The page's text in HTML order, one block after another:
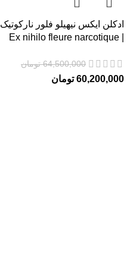
ادکلن ایکس نیهیلو فلور نارکوتیک
64,500,000 تومان
60,200,000 تومان